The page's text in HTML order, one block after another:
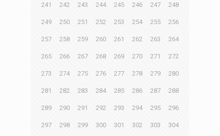
241 242 243 244 245 246 247 248
249 250 251 252 253 254 255 256
257 258 259 260 261 262 263 264
265 266 267 268 269 270 271 272
273 274 275 276 277 278 279 280
281 282 283 284 285 286 287 288
289 290 291 292 293 294 295 296
297 298 299 300 301 302 303 304